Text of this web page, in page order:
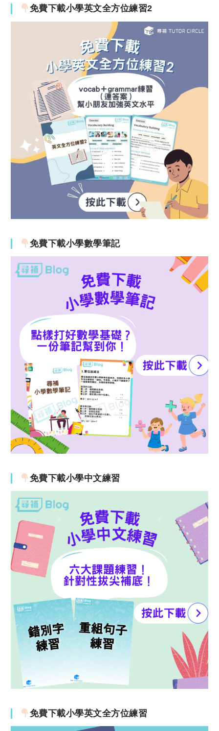
免費下載小學英文全方位練習2
免費下載小學數學筆記
免費下載小學中文練習
免費下載小學英文全方位練習